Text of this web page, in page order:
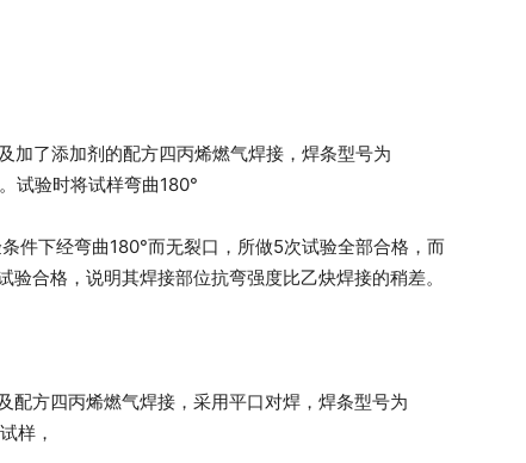
了添加剂的配方四丙烯燃气焊接，焊条型号为
试验时将试样弯曲180°
件下经弯曲180°而无裂口，所做5次试验全部合格，而
合格，说明其焊接部位抗弯强度比乙炔焊接的稍差。
方四丙烯燃气焊接，采用平口对焊，焊条型号为
样，